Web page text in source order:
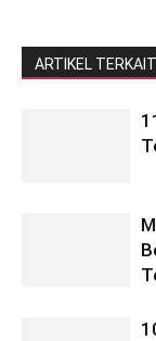
ARTIKEL TERKAIT